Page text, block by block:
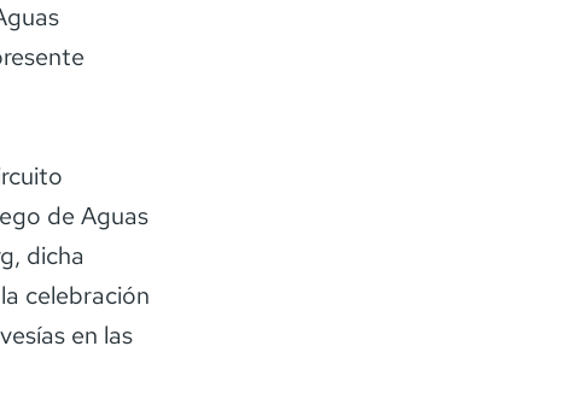
de Aguas
dicha
celebración
en las